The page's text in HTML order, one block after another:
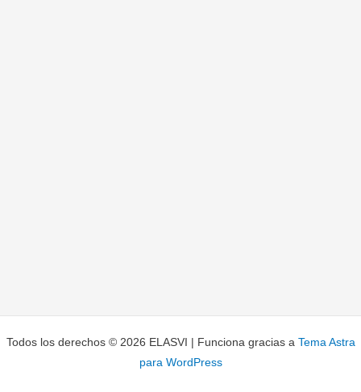
Todos los derechos © 2026 ELASVI | Funciona gracias a Tema Astra
para WordPress